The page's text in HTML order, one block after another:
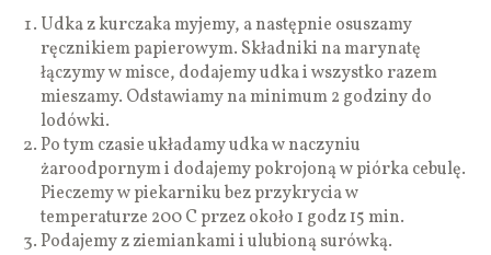
Udka z kurczaka myjemy, a następnie osuszamy
ręcznikiem papierowym. Składniki na marynatę
łączymy w misce, dodajemy udka i wszystko razem
mieszamy. Odstawiamy na minimum 2 godziny do
lodówki.
Po tym czasie układamy udka w naczyniu
żaroodpornym i dodajemy pokrojoną w piórka cebulę.
Pieczemy w piekarniku bez przykrycia w
temperaturze 200 C przez około 1 godz 15 min.
Podajemy z ziemiankami i ulubioną surówką.